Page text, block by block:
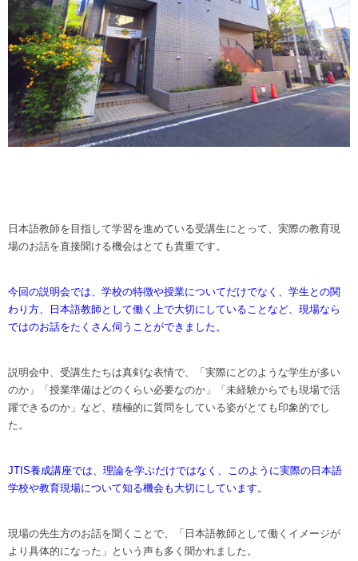
日本語教師を目指して学習を進めている受講生にとって、実際の教育現
場のお話を直接聞ける機会はとても貴重です。
今回の説明会では、学校の特徴や授業についてだけでなく、学生との関
わり方、日本語教師として働く上で大切にしていることなど、現場なら
ではのお話をたくさん伺うことができました。
説明会中、受講生たちは真剣な表情で、「実際にどのような学生が多い
のか」「授業準備はどのくらい必要なのか」「未経験からでも現場で活
躍できるのか」など、積極的に質問をしている姿がとても印象的でし
た。
JTIS養成講座では、理論を学ぶだけではなく、このように実際の日本語
学校や教育現場について知る機会も大切にしています。
現場の先生方のお話を聞くことで、「日本語教師として働くイメージが
より具体的になった」という声も多く聞かれました。